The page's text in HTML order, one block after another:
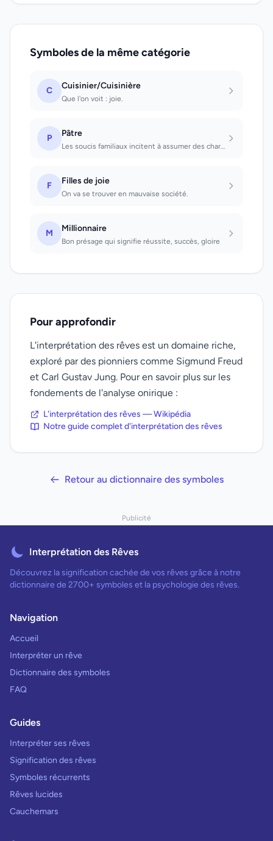
Symboles de la même catégorie
C Cuisinier/Cuisinière
Que l'on voit : joie.
P Pâtre
Les soucis familiaux incitent à assumer des charges trop lourdes. Que l'on voit...
F Filles de joie
On va se trouver en mauvaise société.
M Millionnaire
Bon présage qui signifie réussite, succès, gloire
Pour approfondir
L'interprétation des rêves est un domaine riche,
exploré par des pionniers comme Sigmund Freud
et Carl Gustav Jung. Pour en savoir plus sur les
fondements de l'analyse onirique :
L'interprétation des rêves — Wikipédia
Notre guide complet d'interprétation des rêves
Retour au dictionnaire des symboles
Publicité
Interprétation des Rêves
Découvrez la signification cachée de vos rêves grâce à notre
dictionnaire de 2700+ symboles et la psychologie des rêves.
Navigation
Accueil
Interpréter un rêve
Dictionnaire des symboles
FAQ
Guides
Interpréter ses rêves
Signification des rêves
Symboles récurrents
Rêves lucides
Cauchemars